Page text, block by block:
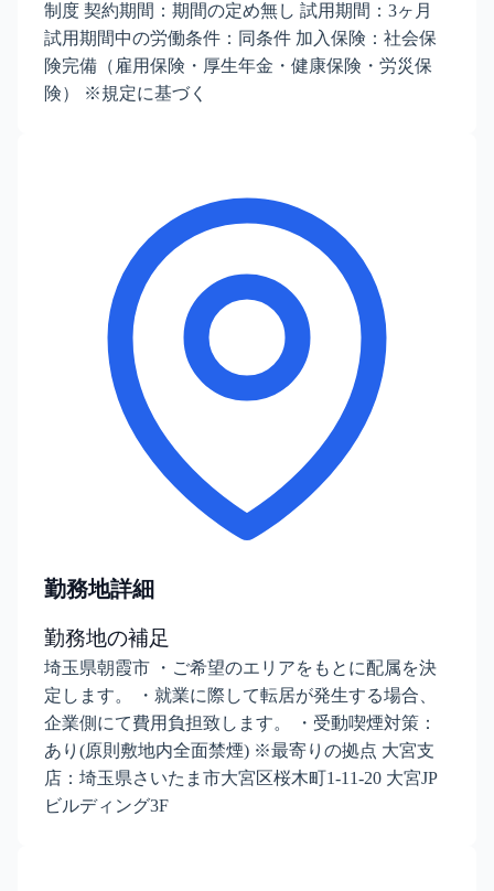
制度 契約期間：期間の定め無し 試用期間：3ヶ月
試用期間中の労働条件：同条件 加入保険：社会保
険完備（雇用保険・厚生年金・健康保険・労災保
険） ※規定に基づく
勤務地詳細
勤務地の補足
埼玉県朝霞市 ・ご希望のエリアをもとに配属を決
定します。 ・就業に際して転居が発生する場合、
企業側にて費用負担致します。 ・受動喫煙対策：
あり(原則敷地内全面禁煙) ※最寄りの拠点 大宮支
店：埼玉県さいたま市大宮区桜木町1-11-20 大宮JP
ビルディング3F